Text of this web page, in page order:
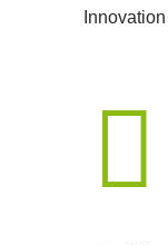
Innovation